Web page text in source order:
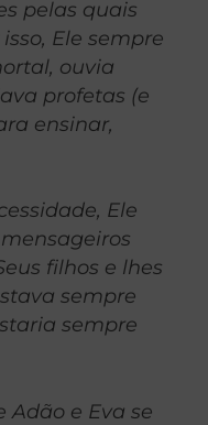
pelas quais
Ele sempre
ouvia
profetas (e
ensinar,
Ele
filhos e lhes
sempre
sempre
Adão e Eva se